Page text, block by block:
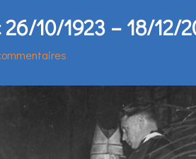
10/1923 – 18/12/